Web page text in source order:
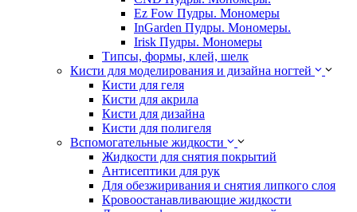
Ez Fow Пудры. Мономеры
InGarden Пудры. Мономеры.
Irisk Пудры. Мономеры
Типсы, формы, клей, шелк
Кисти для моделирования и дизайна ногтей
Кисти для геля
Кисти для акрила
Кисти для дизайна
Кисти для полигеля
Вспомогательные жидкости
Жидкости для снятия покрытий
Антисептики для рук
Для обезжиривания и снятия липкого слоя
Кровоостанавливающие жидкости